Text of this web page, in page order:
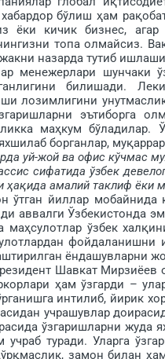
бўлиш ҳам
ёки кичик бизнес,
топа олмайсиз.
назарда тутиб
шунчаки ўз
билишади.
лозимлигини
эътиборга
маҳкум бўладилар.
борганлар,
уй-жой ва офис кўчмас
сифатида ўзбек
ҳақида амалий таклиф ёки
йиллар мобайнида
аввалги Ўзбекис­тонда
ўзбек
фойдаланишни
ёндашувларни
Шавкат Мирзиёев
ҳам ўзгарди –
интилиб, йирик
учрашувлар
ўзгаришларни жуда
учраб туради. Уларга
замон билан